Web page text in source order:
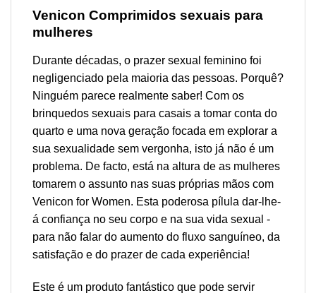
Venicon Comprimidos sexuais para
mulheres
Durante décadas, o prazer sexual feminino foi
negligenciado pela maioria das pessoas. Porquê?
Ninguém parece realmente saber! Com os
brinquedos sexuais para casais a tomar conta do
quarto e uma nova geração focada em explorar a
sua sexualidade sem vergonha, isto já não é um
problema. De facto, está na altura de as mulheres
tomarem o assunto nas suas próprias mãos com
Venicon for Women. Esta poderosa pílula dar-lhe-
á confiança no seu corpo e na sua vida sexual -
para não falar do aumento do fluxo sanguíneo, da
satisfação e do prazer de cada experiência!
Este é um produto fantástico que pode servir